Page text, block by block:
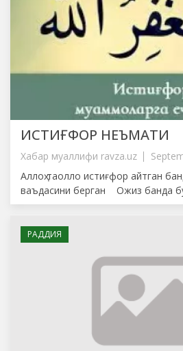
ИСТИҒФОР НЕЪМАТИ
Хабар муаллифи ravza.uz
Аллоҳ таолло истиғфор айтган
ваъдасини берган Ожиз банда
РАДДИЯ